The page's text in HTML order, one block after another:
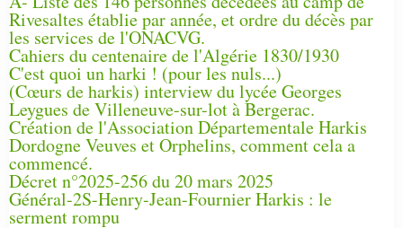
Rivesaltes établie par année, et ordre du décès par
les services de l'ONACVG.
Cahiers du centenaire de l'Algérie 1830/1930
C'est quoi un harki ! (pour les nuls...)
(Cœurs de harkis) interview du lycée Georges
Leygues de Villeneuve-sur-lot à Bergerac.
Création de l'Association Départementale Harkis
Dordogne Veuves et Orphelins, comment cela a
commencé.
Décret n°2025-256 du 20 mars 2025
Général-2S-Henry-Jean-Fournier Harkis : le
serment rompu